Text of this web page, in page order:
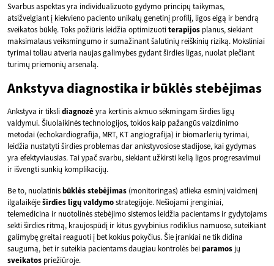
Svarbus aspektas yra individualizuoto gydymo principų taikymas,
atsižvelgiant į kiekvieno paciento unikalų genetinį profilį, ligos eigą ir bendrą
sveikatos būklę. Toks požiūris leidžia optimizuotiterapijos planus, siekiant
maksimalaus veiksmingumo ir sumažinant šalutinių reiškinių riziką. Moksliniai
tyrimai toliau atveria naujas galimybes gydant širdies ligas, nuolat plečiant
turimų priemonių arsenalą.
Ankstyva diagnostika ir būklės stebėjimas
Ankstyva ir tikslidiagnozėyra kertinis akmuo sėkmingam širdies ligų
valdymui. Šiuolaikinės technologijos, tokios kaip pažangūs vaizdinimo
metodai (echokardiografija, MRT, KT angiografija) ir biomarlerių tyrimai,
leidžia nustatyti širdies problemas dar ankstyvosiose stadijose, kai gydymas
yra efektyviausias. Tai ypač svarbu, siekiant užkirsti kelią ligos progresavimui
ir išvengti sunkių komplikacijų.
Be to, nuolatinisbūklės stebėjimas (monitoringas) atlieka esminį vaidmenį
ilgalaikėješirdies ligų valdymostrategijoje. Nešiojami įrenginiai,
telemedicina ir nuotolinės stebėjimo sistemos leidžia pacientams ir gydytojams
sekti širdies ritmą, kraujospūdį ir kitus gyvybinius rodiklius namuose, suteikiant
galimybę greitai reaguoti į bet kokius pokyčius. Šie įrankiai ne tik didina
saugumą, bet ir suteikia pacientams daugiau kontrolės beiparamos jų
sveikatos priežiūroje.